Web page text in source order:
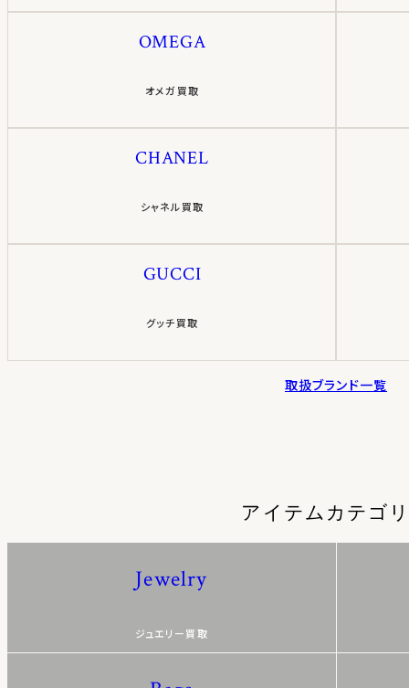
OMEGA
オメガ買取
CHANEL
シャネル買取
GUCCI
グッチ買取
取扱ブランド一覧
アイテムカテゴ
Jewelry
ジュエリー買取